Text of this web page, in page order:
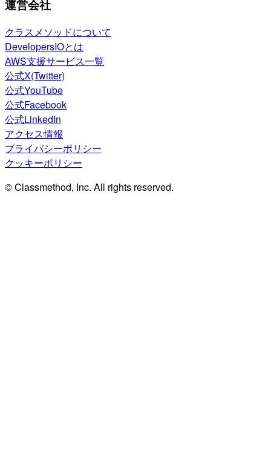
運営会社
クラスメソッドについて
DevelopersIOとは
AWS支援サービス一覧
公式X(Twitter)
公式YouTube
公式Facebook
公式LinkedIn
アクセス情報
プライバシーポリシー
クッキーポリシー
© Classmethod, Inc. All rights reserved.